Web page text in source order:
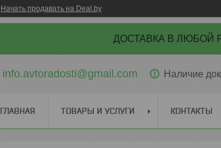
Начать продавать на Deal.by
ДОСТАВКА В ЛЮБОЙ
info.avtoradosti@gmail.com Наличие
ГЛАВНАЯ ТОВАРЫ И УСЛУГИ КОНТАКТЫ